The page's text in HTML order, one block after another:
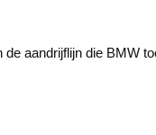
aandrijflijn die BMW